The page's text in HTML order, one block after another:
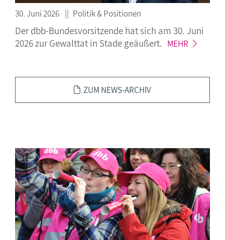
30. Juni 2026 Politik & Positionen
Der dbb-Bundesvorsitzende hat sich am 30. Juni
2026 zur Gewalttat in Stade geäußert. MEHR
ZUM NEWS-ARCHIV